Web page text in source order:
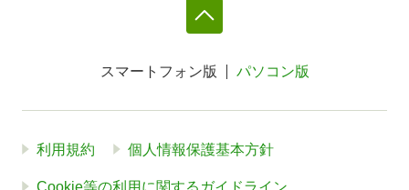
スマートフォン版 パソコン版
利用規約 個人情報保護基本方針
Cookie等の利用に関するガイドライン